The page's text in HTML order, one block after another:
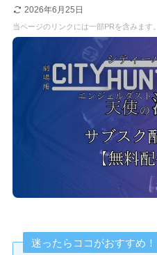
2026年6月25日
当ページのリンクには一部PRを含みます。
迷ったらココがおすすめ！